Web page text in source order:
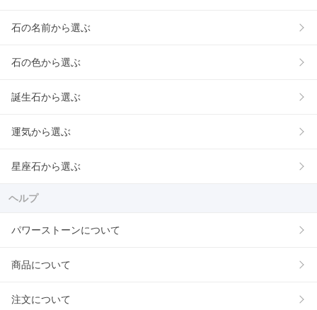
石の名前から選ぶ
石の色から選ぶ
誕生石から選ぶ
運気から選ぶ
星座石から選ぶ
ヘルプ
パワーストーンについて
商品について
注文について